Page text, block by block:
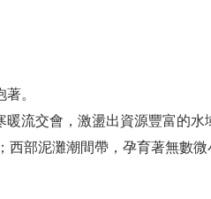
。
流交會，激盪出資源豐富的水
部泥灘潮間帶，孕育著無數微